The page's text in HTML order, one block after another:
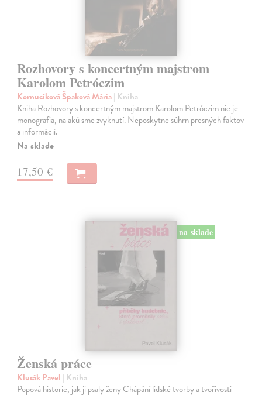
Rozhovory s koncertným majstrom
Karolom Petróczim
Kornucíková Špaková Mária| Kniha
Kniha Rozhovory s koncertným majstrom Karolom Petróczim nie je
monografia, na akú sme zvyknutí. Neposkytne súhrn presných faktov
a informácií.
Na sklade
17,50 €
na sklade
Ženská práce
Klusák Pavel | Kniha
Popová historie, jak ji psaly ženy Chápání lidské tvorby a tvořivosti